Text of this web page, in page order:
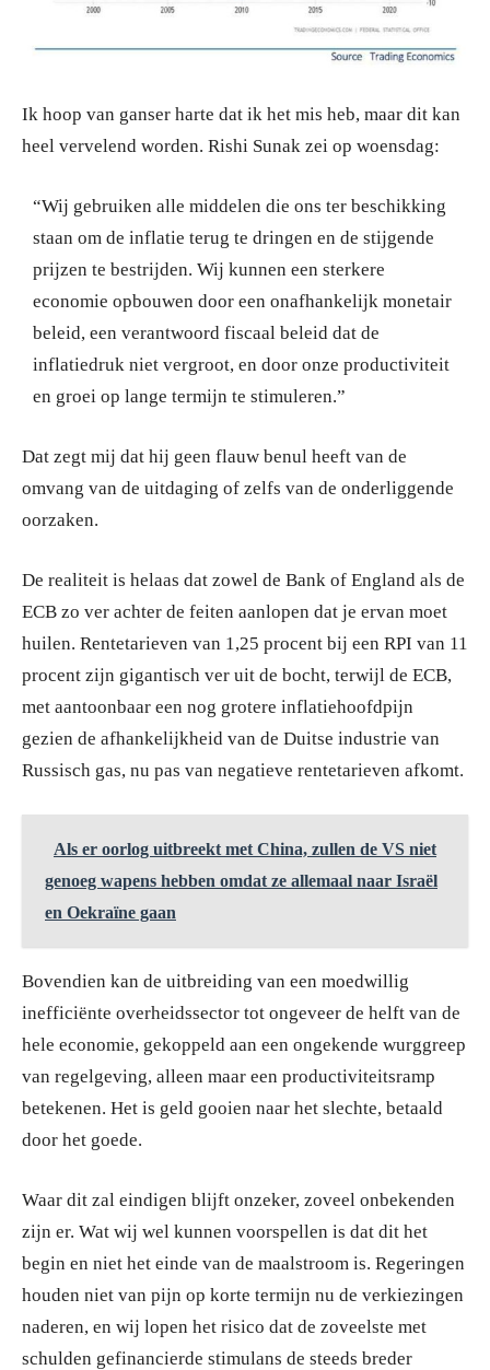
Ik hoop van ganser harte dat ik het mis heb, maar dit kan
heel vervelend worden. Rishi Sunak zei op woensdag:
“Wij gebruiken alle middelen die ons ter beschikking
staan om de inflatie terug te dringen en de stijgende
prijzen te bestrijden. Wij kunnen een sterkere
economie opbouwen door een onafhankelijk monetair
beleid, een verantwoord fiscaal beleid dat de
inflatiedruk niet vergroot, en door onze productiviteit
en groei op lange termijn te stimuleren.”
Dat zegt mij dat hij geen flauw benul heeft van de
omvang van de uitdaging of zelfs van de onderliggende
oorzaken.
De realiteit is helaas dat zowel de Bank of England als de
ECB zo ver achter de feiten aanlopen dat je ervan moet
huilen. Rentetarieven van 1,25 procent bij een RPI van 11
procent zijn gigantisch ver uit de bocht, terwijl de ECB,
met aantoonbaar een nog grotere inflatiehoofdpijn
gezien de afhankelijkheid van de Duitse industrie van
Russisch gas, nu pas van negatieve rentetarieven afkomt.
Als er oorlog uitbreekt met China, zullen de VS niet
genoeg wapens hebben omdat ze allemaal naar Israël
en Oekraïne gaan
Bovendien kan de uitbreiding van een moedwillig
inefficiënte overheidssector tot ongeveer de helft van de
hele economie, gekoppeld aan een ongekende wurggreep
van regelgeving, alleen maar een productiviteitsramp
betekenen. Het is geld gooien naar het slechte, betaald
door het goede.
Waar dit zal eindigen blijft onzeker, zoveel onbekenden
zijn er. Wat wij wel kunnen voorspellen is dat dit het
begin en niet het einde van de maalstroom is. Regeringen
houden niet van pijn op korte termijn nu de verkiezingen
naderen, en wij lopen het risico dat de zoveelste met
schulden gefinancierde stimulans de steeds breder